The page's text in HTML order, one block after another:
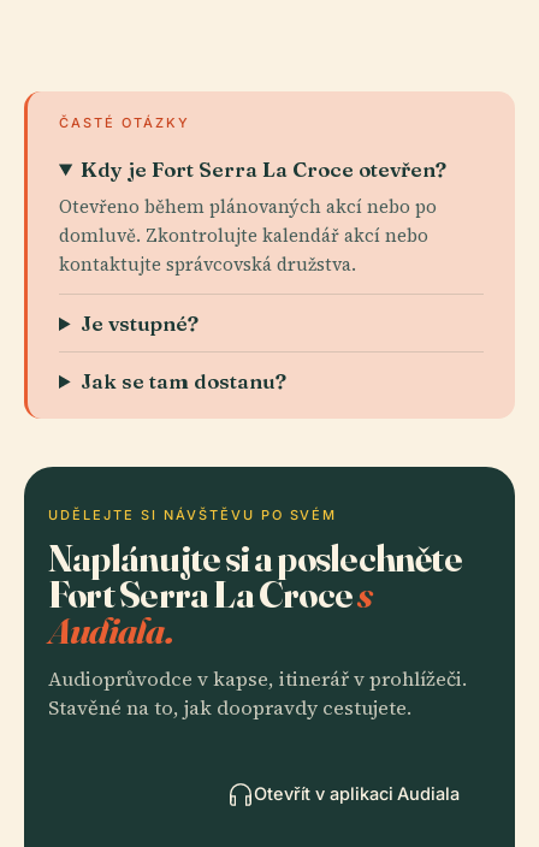
ČASTÉ OTÁZKY
Kdy je Fort Serra La Croce otevřen?
Otevřeno během plánovaných akcí nebo po
domluvě. Zkontrolujte kalendář akcí nebo
kontaktujte správcovská družstva.
Je vstupné?
Jak se tam dostanu?
UDĚLEJTE SI NÁVŠTĚVU PO SVÉM
Naplánujte si a poslechněte
Fort Serra La Croces
Audiala.
Audioprůvodce v kapse, itinerář v prohlížeči.
Stavěné na to, jak doopravdy cestujete.
Otevřít v aplikaci Audiala